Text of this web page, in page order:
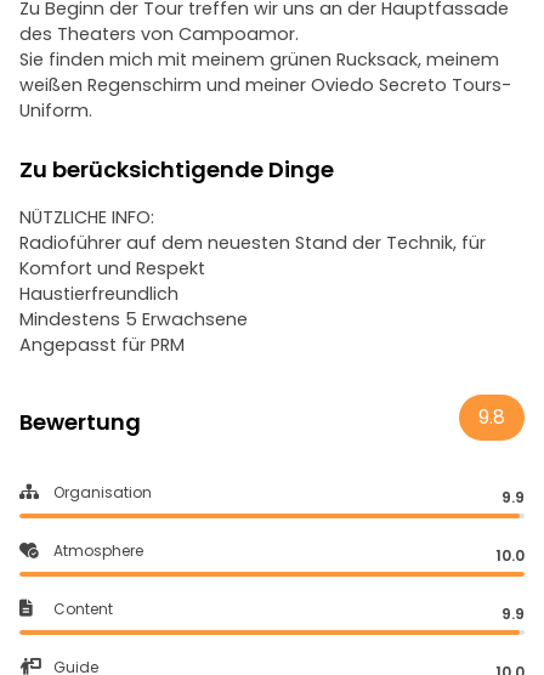
Zu Beginn der Tour treffen wir uns an der Hauptfassade
des Theaters von Campoamor.
Sie finden mich mit meinem grünen Rucksack, meinem
weißen Regenschirm und meiner Oviedo Secreto Tours-
Uniform.
Zu berücksichtigende Dinge
NÜTZLICHE INFO:
Radioführer auf dem neuesten Stand der Technik, für
Komfort und Respekt
Haustierfreundlich
Mindestens 5 Erwachsene
Angepasst für PRM
Bewertung 9.8
Organisation 9.9
Atmosphere 10.0
Content 9.9
Guide